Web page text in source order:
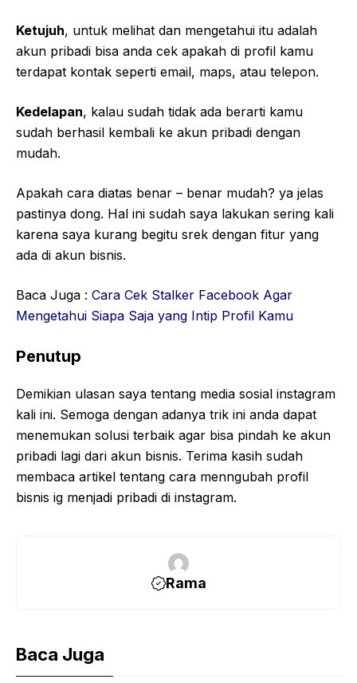
Ketujuh, untuk melihat dan mengetahui itu adalah
akun pribadi bisa anda cek apakah di profil kamu
terdapat kontak seperti email, maps, atau telepon.
Kedelapan, kalau sudah tidak ada berarti kamu
sudah berhasil kembali ke akun pribadi dengan
mudah.
Apakah cara diatas benar – benar mudah? ya jelas
pastinya dong. Hal ini sudah saya lakukan sering kali
karena saya kurang begitu srek dengan fitur yang
ada di akun bisnis.
Baca Juga : Cara Cek Stalker Facebook Agar
Mengetahui Siapa Saja yang Intip Profil Kamu
Penutup
Demikian ulasan saya tentang media sosial instagram
kali ini. Semoga dengan adanya trik ini anda dapat
menemukan solusi terbaik agar bisa pindah ke akun
pribadi lagi dari akun bisnis. Terima kasih sudah
membaca artikel tentang cara menngubah profil
bisnis ig menjadi pribadi di instagram.
Rama
Baca Juga